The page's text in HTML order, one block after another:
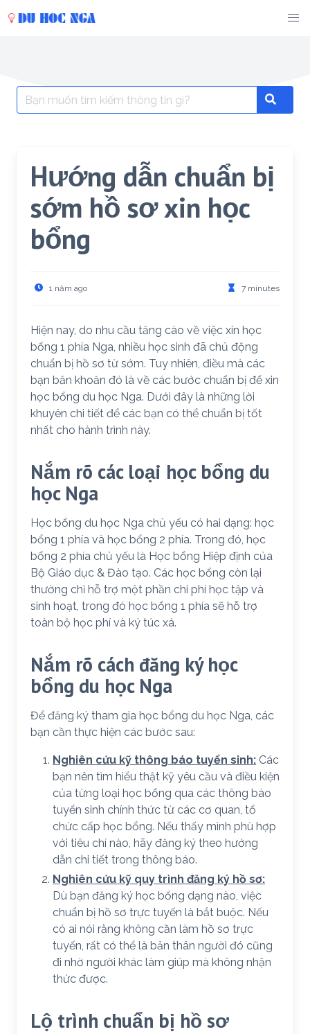
Search
for:
Search
Hướng dẫn chuẩn bị
sớm hồ sơ xin học
bổng
1 năm ago 7 minutes
Hiện nay, do nhu cầu tăng cào về việc xin học
bổng 1 phía Nga, nhiều học sinh đã chủ động
chuẩn bị hồ sơ từ sớm. Tuy nhiên, điều mà các
bạn băn khoăn đó là về các bước chuẩn bị để xin
học bổng du học Nga. Dưới đây là những lời
khuyên chi tiết để các bạn có thể chuẩn bị tốt
nhất cho hành trình này.
Nắm rõ các loại học bổng du
học Nga
Học bổng du học Nga chủ yếu có hai dạng: học
bổng 1 phía và học bổng 2 phía. Trong đó, học
bổng 2 phía chủ yếu là Học bổng Hiệp định của
Bộ Giáo dục & Đào tạo. Các học bổng còn lại
thường chỉ hỗ trợ một phần chi phí học tập và
sinh hoạt, trong đó học bổng 1 phía sẽ hỗ trợ
toàn bộ học phí và ký túc xá.
Nắm rõ cách đăng ký học
bổng du học Nga
Để đăng ký tham gia học bổng du học Nga, các
bạn cần thực hiện các bước sau:
Nghiên cứu kỹ thông báo tuyển sinh: Các
bạn nên tìm hiểu thật kỹ yêu cầu và điều kiện
của từng loại học bổng qua các thông báo
tuyển sinh chính thức từ các cơ quan, tổ
chức cấp học bổng. Nếu thấy mình phù hợp
với tiêu chí nào, hãy đăng ký theo hướng
dẫn chi tiết trong thông báo.
Nghiên cứu kỹ quy trình đăng ký hồ sơ:
Dù bạn đăng ký học bổng dạng nào, việc
chuẩn bị hồ sơ trực tuyến là bắt buộc. Nếu
có ai nói rằng không cần làm hồ sơ trực
tuyến, rất có thể là bản thân người đó cũng
đi nhờ người khác làm giúp mà không nhận
thức được.
Lộ trình chuẩn bị hồ sơ